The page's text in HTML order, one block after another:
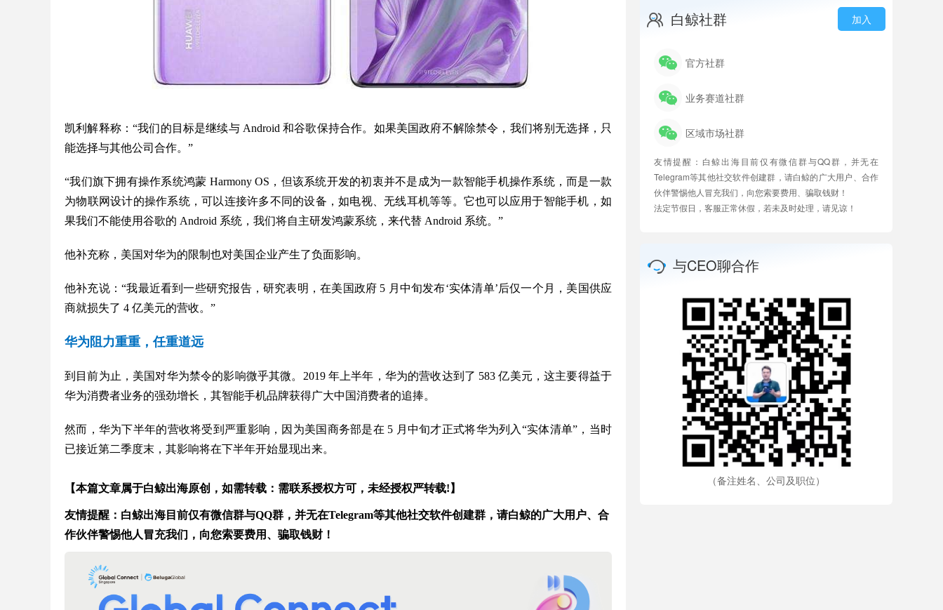
凯利解释称：“我们的目标是继续与 Android 和谷歌保持合作。如果美国政府不解除禁令，我们将别无选择，只
能选择与其他公司合作。”
“我们旗下拥有操作系统鸿蒙 Harmony OS，但该系统开发的初衷并不是成为一款智能手机操作系统，而是一款
为物联网设计的操作系统，可以连接许多不同的设备，如电视、无线耳机等等。它也可以应用于智能手机，如
果我们不能使用谷歌的 Android 系统，我们将自主研发鸿蒙系统，来代替 Android 系统。”
他补充称，美国对华为的限制也对美国企业产生了负面影响。
他补充说：“我最近看到一些研究报告，研究表明，在美国政府 5 月中旬发布‘实体清单’后仅一个月，美国供应
商就损失了 4 亿美元的营收。”
华为阻力重重，任重道远
到目前为止，美国对华为禁令的影响微乎其微。2019 年上半年，华为的营收达到了 583 亿美元，这主要得益于
华为消费者业务的强劲增长，其智能手机品牌获得广大中国消费者的追捧。
然而，华为下半年的营收将受到严重影响，因为美国商务部是在 5 月中旬才正式将华为列入“实体清单”，当时
已接近第二季度末，其影响将在下半年开始显现出来。
【本篇文章属于白鲸出海原创，如需转载：需联系授权方可，未经授权严转载!】
友情提醒：白鲸出海目前仅有微信群与QQ群，并无在Telegram等其他社交软件创建群，请白鲸的广大用户、合
作伙伴警惕他人冒充我们，向您索要费用、骗取钱财！
白鲸社群 加入
官方社群
业务赛道社群
区域市场社群
友情提醒：白鲸出海目前仅有微信群与QQ群，并无在
Telegram等其他社交软件创建群，请白鲸的广大用户、合作
伙伴警惕他人冒充我们，向您索要费用、骗取钱财！
法定节假日，客服正常休假，若未及时处理，请见谅！
与CEO聊合作
（备注姓名、公司及职位）